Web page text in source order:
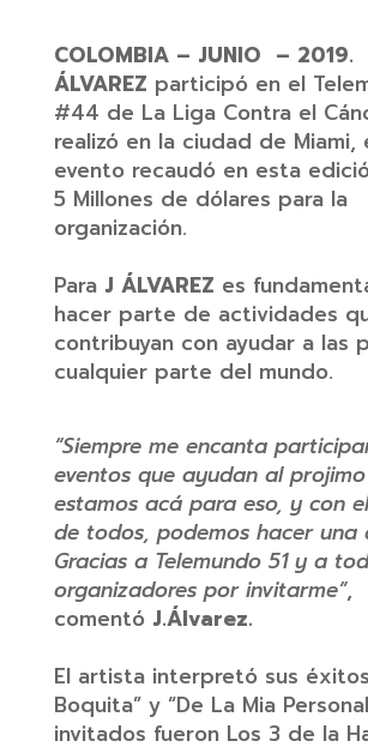
COLOMBIA – JUNIO – 2019.
ÁLVAREZ participó en el
#44 de La Liga Contra el
realizó en la ciudad de Miami,
evento recaudó en esta
5 Millones de dólares para la
organización.
Para J ÁLVAREZ es
hacer parte de actividades
contribuyan con ayudar a las
cualquier parte del mundo.
“Siempre me encanta
eventos que ayudan al
estamos acá para eso, y con
de todos, podemos hacer una
Gracias a Telemundo 51 y a
organizadores por invitarme”,
comentóJ.Álvarez.
El artista interpretó sus éxitos
Boquita” y “De La Mia
invitados fueron Los 3 de la